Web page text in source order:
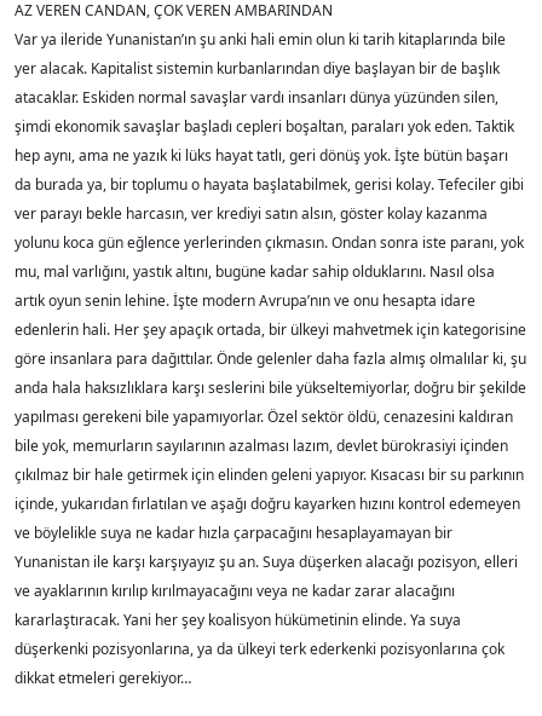
AZ VEREN CANDAN, ÇOK VEREN AMBARINDAN
Var ya ileride Yunanistan’ın şu anki hali emin olun ki tarih kitaplarında bile
yer alacak. Kapitalist sistemin kurbanlarından diye başlayan bir de başlık
atacaklar. Eskiden normal savaşlar vardı insanları dünya yüzünden silen,
şimdi ekonomik savaşlar başladı cepleri boşaltan, paraları yok eden. Taktik
hep aynı, ama ne yazık ki lüks hayat tatlı, geri dönüş yok. İşte bütün başarı
da burada ya, bir toplumu o hayata başlatabilmek, gerisi kolay. Tefeciler gibi
ver parayı bekle harcasın, ver krediyi satın alsın, göster kolay kazanma
yolunu koca gün eğlence yerlerinden çıkmasın. Ondan sonra iste paranı, yok
mu, mal varlığını, yastık altını, bugüne kadar sahip olduklarını. Nasıl olsa
artık oyun senin lehine. İşte modern Avrupa’nın ve onu hesapta idare
edenlerin hali. Her şey apaçık ortada, bir ülkeyi mahvetmek için kategorisine
göre insanlara para dağıttılar. Önde gelenler daha fazla almış olmalılar ki, şu
anda hala haksızlıklara karşı seslerini bile yükseltemiyorlar, doğru bir şekilde
yapılması gerekeni bile yapamıyorlar. Özel sektör öldü, cenazesini kaldıran
bile yok, memurların sayılarının azalması lazım, devlet bürokrasiyi içinden
çıkılmaz bir hale getirmek için elinden geleni yapıyor. Kısacası bir su parkının
içinde, yukarıdan fırlatılan ve aşağı doğru kayarken hızını kontrol edemeyen
ve böylelikle suya ne kadar hızla çarpacağını hesaplayamayan bir
Yunanistan ile karşı karşıyayız şu an. Suya düşerken alacağı pozisyon, elleri
ve ayaklarının kırılıp kırılmayacağını veya ne kadar zarar alacağını
kararlaştıracak. Yani her şey koalisyon hükümetinin elinde. Ya suya
düşerkenki pozisyonlarına, ya da ülkeyi terk ederkenki pozisyonlarına çok
dikkat etmeleri gerekiyor…